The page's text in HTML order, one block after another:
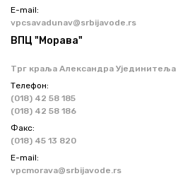
Е-mail:
vpcsavadunav@srbijavode.rs
ВПЦ "Морава"
Трг краља Александра
Телефон:
(018) 42 58 185
(018) 42 58 186
Факс:
(018) 45 13 820
Е-mail:
vpcmorava@srbijavode.rs